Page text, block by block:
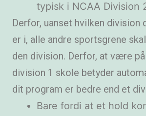
typisk i NCAA Division
Derfor, uanset hvilken division
er i, alle andre sportsgrene
den division. Derfor, at være
division 1 skole betyder
dit program er bedre end et
Bare fordi at et hold